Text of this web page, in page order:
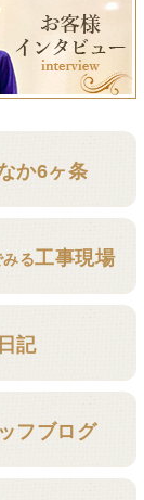
か6ヶ条
る工事現場
記
フブログ